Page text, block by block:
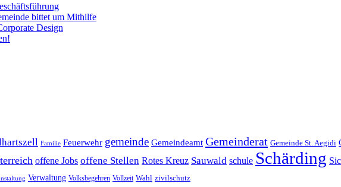
bittet um Mithilfe
Design
Familie Feuerwehr gemeinde Gemeindeamt Gemeinderat Gemeinde St. Aegidi
offene Jobs offene Stellen Rotes Kreuz Sauwald schule Schärding
Verwaltung Volksbegehren Vollzeit Wahl zivilschutz